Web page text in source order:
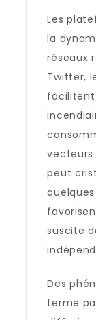
Les
la
réseaux
Twitter,
facilitent
vecteurs
peut
suscite
Des
terme